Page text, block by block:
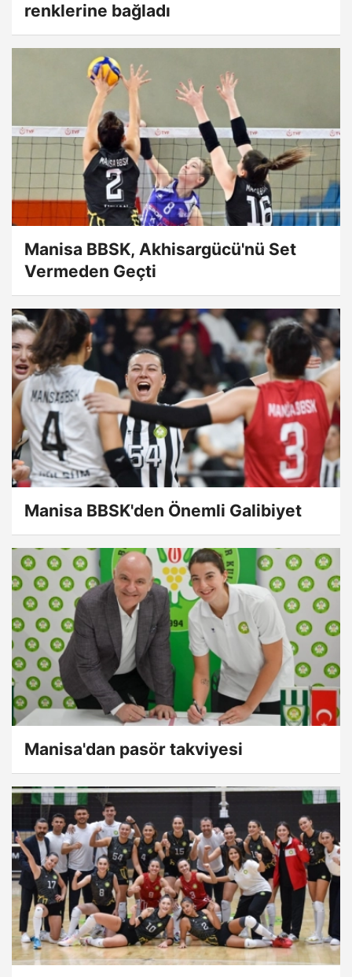
renklerine bağladı
Manisa BBSK, Akhisargücü'nü Set
Vermeden Geçti
Manisa BBSK'den Önemli Galibiyet
Manisa'dan pasör takviyesi